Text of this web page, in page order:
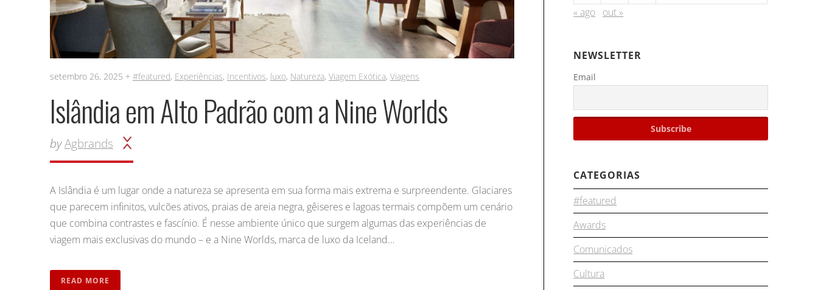
setembro 26, 2025 + #featured, Experiências, Incentivos, luxo, Natureza, Viagem Exótica, Viagens
Islândia em Alto Padrão com a Nine Worlds
byAgbrands
A Islândia é um lugar onde a natureza se apresenta em sua forma mais extrema e surpreendente. Glaciares
que parecem infinitos, vulcões ativos, praias de areia negra, gêiseres e lagoas termais compõem um cenário
que combina contrastes e fascínio. É nesse ambiente único que surgem algumas das experiências de
viagem mais exclusivas do mundo – e a Nine Worlds, marca de luxo da Iceland…
READ MORE
« ago out »
NEWSLETTER
Email
CATEGORIAS
#featured
Awards
Comunicados
Cultura